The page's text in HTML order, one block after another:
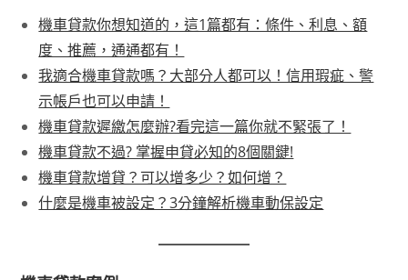
機車貸款你想知道的，這1篇都有：條件、利息、額
度、推薦，通通都有！
我適合機車貸款嗎？大部分人都可以！信用瑕疵、警
示帳戶也可以申請！
機車貸款遲繳怎麼辦?看完這一篇你就不緊張了！
機車貸款不過? 掌握申貸必知的8個關鍵!
機車貸款增貸？可以增多少？如何增？
什麼是機車被設定？3分鐘解析機車動保設定